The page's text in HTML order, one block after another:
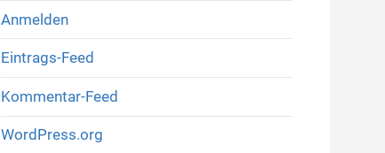
Anmelden
Eintrags-Feed
Kommentar-Feed
WordPress.org